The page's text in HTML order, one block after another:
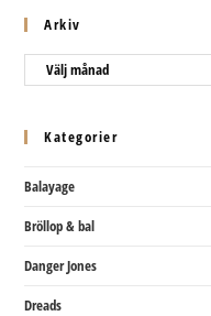
Arkiv
Arkiv
Kategorier
Balayage
Bröllop & bal
Danger Jones
Dreads